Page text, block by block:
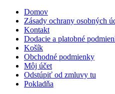
Domov
Zásady ochrany osobných
Kontakt
Dodacie a platobné
Košík
Obchodné podmienky
Môj účet
Odstúpiť od zmluvy tu
Pokladňa